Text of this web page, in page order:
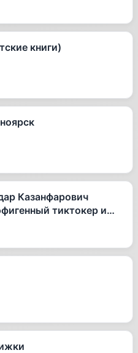
книги)
Казанфарович
тиктокер и